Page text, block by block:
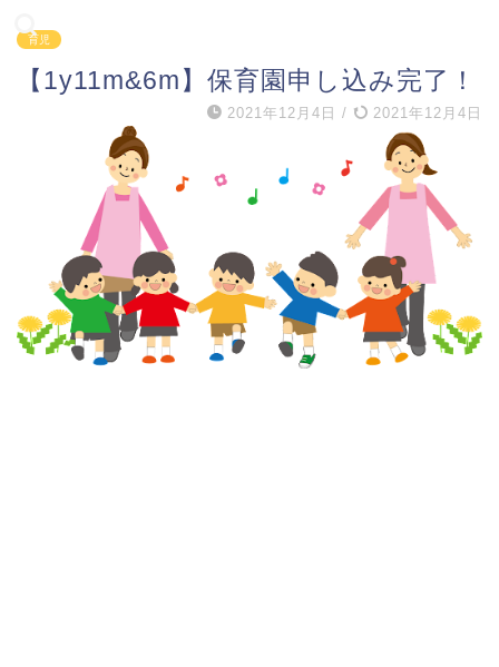
育児
【1y11m&6m】保育園申し込み完了！
2021年12月4日 / 2021年12月4日